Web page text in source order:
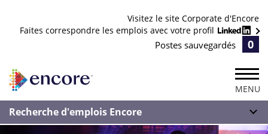
Visitez le site Corporate d'Encore
Faites correspondre les emplois avec votre profil
Postes sauvegardés 0
MENU
Recherche d'emplois Encore